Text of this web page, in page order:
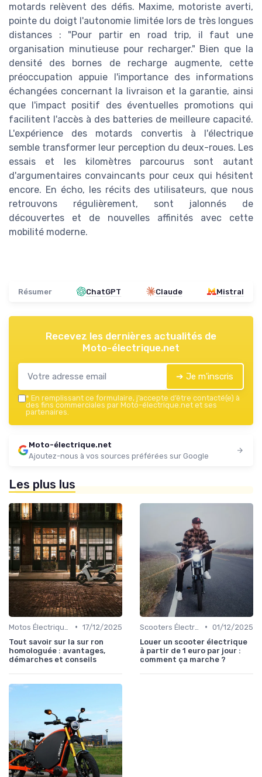
motards relèvent des défis. Maxime, motoriste averti,
pointe du doigt l'autonomie limitée lors de très longues
distances : "Pour partir en road trip, il faut une
organisation minutieuse pour recharger." Bien que la
densité des bornes de recharge augmente, cette
préoccupation appuie l'importance des informations
échangées concernant la livraison et la garantie, ainsi
que l'impact positif des éventuelles promotions qui
facilitent l'accès à des batteries de meilleure capacité.
L'expérience des motards convertis à l'électrique
semble transformer leur perception du deux-roues. Les
essais et les kilomètres parcourus sont autant
d'argumentaires convaincants pour ceux qui hésitent
encore. En écho, les récits des utilisateurs, que nous
retrouvons régulièrement, sont jalonnés de
découvertes et de nouvelles affinités avec cette
mobilité moderne.
Résumer ChatGPT Claude Mistral
Recevez les dernières actualités de
Moto-électrique.net
➔ Je m'inscris
* En remplissant ce formulaire, j’accepte d’être contacté(e) à
des fins commerciales par Moto-électrique.net et ses
partenaires.
Moto-électrique.net
Ajoutez-nous à vos sources préférées sur Google
Les plus lus
• 17/12/2025
Tout savoir sur la sur ron
homologuée : avantages,
démarches et conseils
• 01/12/2025
Louer un scooter électrique
à partir de 1 euro par jour :
comment ça marche ?